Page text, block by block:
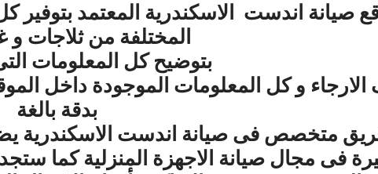
صيانة اندست الاسكندرية المعتمد
المختلفة من ثلاجات و
بتوضيح كل المعلومات
و كل المعلومات الموجودة داخل
بدقة بالغة
متخصص فى صيانة اندست الاسكندرية
فى مجال صيانة الاجهزة المنزلية كما